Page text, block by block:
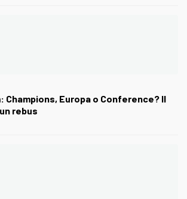
Champions, Europa o Conference? Il
rebus